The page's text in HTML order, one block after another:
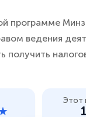
программе
ведения
получить
Этот